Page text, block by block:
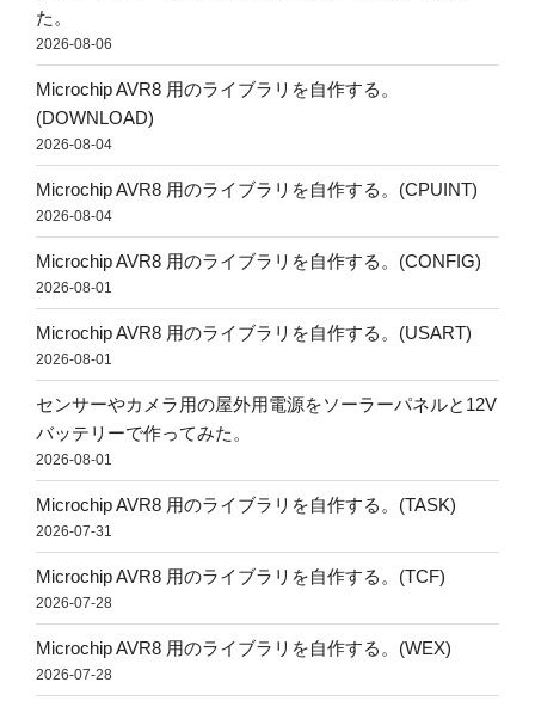
た。
2026-08-06
Microchip AVR8 用のライブラリを自作する。
(DOWNLOAD)
2026-08-04
Microchip AVR8 用のライブラリを自作する。(CPUINT)
2026-08-04
Microchip AVR8 用のライブラリを自作する。(CONFIG)
2026-08-01
Microchip AVR8 用のライブラリを自作する。(USART)
2026-08-01
センサーやカメラ用の屋外用電源をソーラーパネルと12V
バッテリーで作ってみた。
2026-08-01
Microchip AVR8 用のライブラリを自作する。(TASK)
2026-07-31
Microchip AVR8 用のライブラリを自作する。(TCF)
2026-07-28
Microchip AVR8 用のライブラリを自作する。(WEX)
2026-07-28